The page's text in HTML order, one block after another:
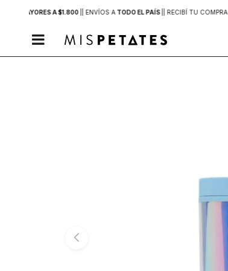
MAYORES A $1.800 | ENVÍOS A TODO EL PAÍS | RECIBÍ TU COMPRA
